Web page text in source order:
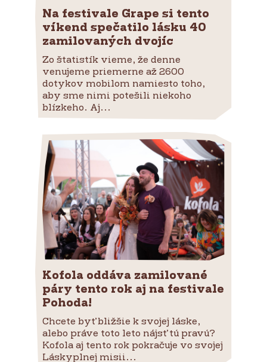
Na festivale Grape si tento
víkend spečatilo lásku 40
zamilovaných dvojíc
Zo štatistík vieme, že denne
venujeme priemerne až 2600
dotykov mobilom namiesto toho,
aby sme nimi potešili niekoho
blízkeho. Aj...
Kofola oddáva zamilované
páry tento rok aj na festivale
Pohoda!
Chcete byť bližšie k svojej láske,
alebo práve toto leto nájsť tú pravú?
Kofola aj tento rok pokračuje vo svojej
Láskyplnej misii...